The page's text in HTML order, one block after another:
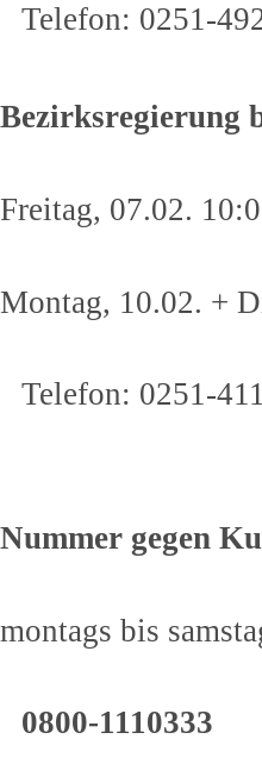
Telefon: 0251-
Bezirksregierung
Freitag, 07.02.
Montag, 10.02. +
Telefon: 0251-
Nummer gegen
montags bis
0800-1110333